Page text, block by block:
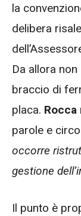
la
delibera
Da allora
braccio di
placa. Rocca
parole e
occorre
gestione
Il punto è